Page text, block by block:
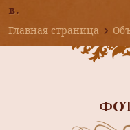
в.
Главная страница